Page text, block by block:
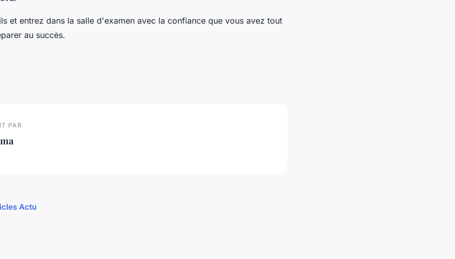
et entrez dans la salle d'examen avec la confiance que vous avez tout
au succès.
PAR
Actu